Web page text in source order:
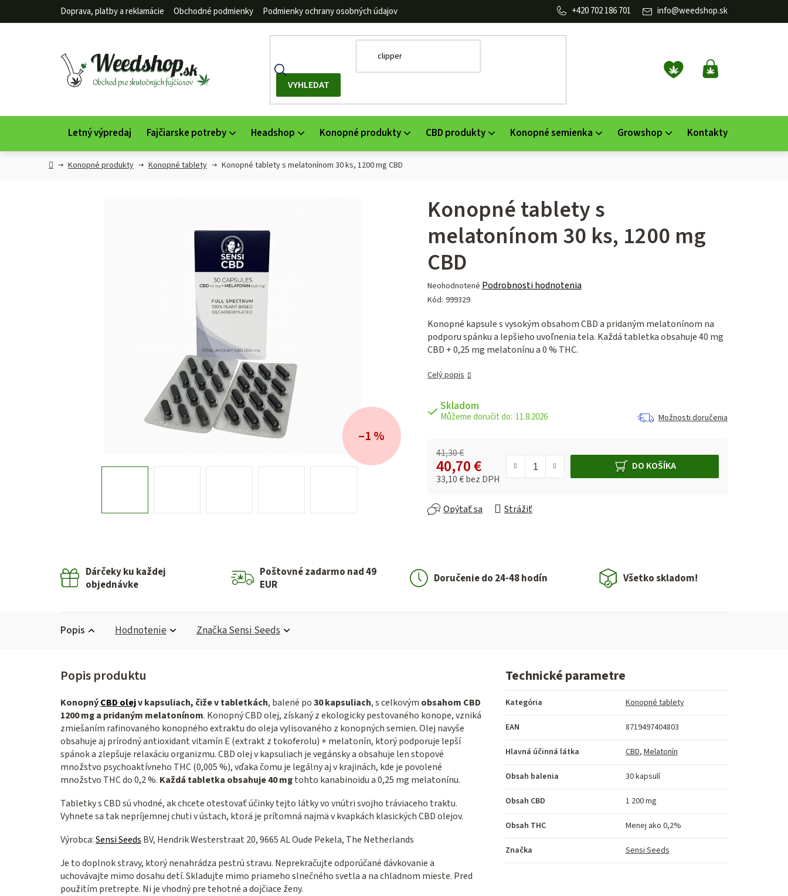
Doprava, platby a reklamácie Obchodné podmienky Podmienky ochrany osobných údajov info@weedshop.sk
702 186 701
NÁKUPNÝ
KOŠÍK
Letný výpredaj Fajčiarske potreby Headshop Konopné produkty CBD produkty Konopné semienka Growshop Kontakty
DomovKonopné produkty Konopné tablety Konopné tablety s melatonínom 30 ks, 1200 mg CBD
Konopné tablety s
melatonínom 30 ks, 1200 mg
CBD
Priemerné
hodnotenie
je
0,0
z 5
Neohodnotené Podrobnosti hodnotenia
Kód: 999329
Konopné kapsule s vysokým obsahom CBD a pridaným melatonínom na
podporu spánku a lepšieho uvoľnenia tela. Každá tabletka obsahuje 40 mg
CBD + 0,25 mg melatonínu a 0 % THC.
Celý popis
Skladom
11.8.2026 Možnosti doručenia
41,30 €
40,70 €
33,10 € bez DPH
DO KOŠÍKA
Opýtať sa Strážiť
–1 %
Dárčeky ku každej
objednávke
Poštovné zadarmo nad 49
EUR
Doručenie do 24-48 hodín Všetko skladom!
Popis Hodnotenie ZnačkaSensi Seeds
KonopnýCBD olejv kapsuliach, čiže v tabletkách, balené po30 kapsuliach, s celkovým obsahom CBD
1200 mg a pridaným melatonínom. Konopný CBD olej, získaný z ekologicky pestovaného konope, vzniká
zmiešaním rafinovaného konopného extraktu do oleja vylisovaného z konopných semien. Olej navyše
obsahuje aj prírodný antioxidant vitamín E (extrakt z tokoferolu) + melatonín, ktorý podporuje lepší
spánok a zlepšuje relaxáciu organizmu. CBD olej v kapsuliach je vegánsky a obsahuje len stopové
množstvo psychoaktívneho THC (0,005 %), vďaka čomu je legálny aj v krajinách, kde je povolené
množstvo THC do 0,2 %. Každá tabletka obsahuje 40 mgtohto kanabinoidu a 0,25 mg melatonínu.
Tabletky s CBD sú vhodné, ak chcete otestovať účinky tejto látky vo vnútri svojho tráviaceho traktu.
Vyhnete sa tak nepríjemnej chuti v ústach, ktorá je prítomná najmä v kvapkách klasických CBD olejov.
Výrobca:Sensi Seeds BV, Hendrik Westerstraat 20, 9665 AL Oude Pekela, The Netherlands
Je to doplnok stravy, ktorý nenahrádza pestrú stravu. Neprekračujte odporúčané dávkovanie a
uchovávajte mimo dosahu detí. Skladujte mimo priameho slnečného svetla a na chladnom mieste. Pred
použitím pretrepte. Ni je vhodný pre tehotné a dojčiace ženy.
Technické parametre
Kategória Konopné tablety
EAN 8719497404803
Hlavná účinná látka CBD, Melatonín
Obsah balenia 30 kapsulí
Obsah CBD 1 200 mg
Obsah THC Menej ako 0,2%
Značka Sensi Seeds